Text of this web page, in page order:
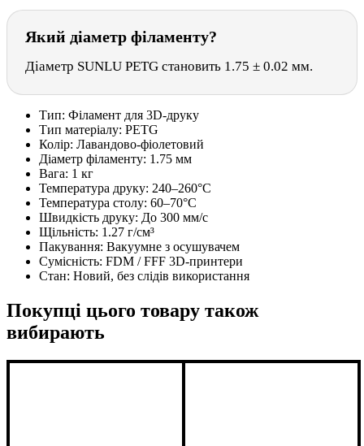
Який діаметр філаменту?
Діаметр SUNLU PETG становить 1.75 ± 0.02 мм.
Тип: Філамент для 3D-друку
Тип матеріалу: PETG
Колір: Лавандово-фіолетовий
Діаметр філаменту: 1.75 мм
Вага: 1 кг
Температура друку: 240–260°C
Температура столу: 60–70°C
Швидкість друку: До 300 мм/с
Щільність: 1.27 г/см³
Пакування: Вакуумне з осушувачем
Сумісність: FDM / FFF 3D-принтери
Стан: Новий, без слідів використання
Покупці цього товару також
вибирають